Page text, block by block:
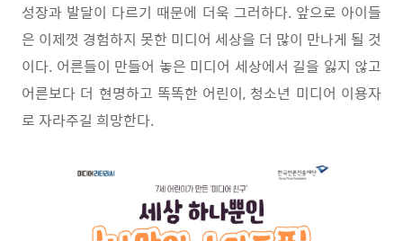
성장과 발달이 다르기 때문에 더욱 그러하다. 앞으로 아이들
은 이제껏 경험하지 못한 미디어 세상을 더 많이 만나게 될 것
이다. 어른들이 만들어 놓은 미디어 세상에서 길을 잃지 않고
어른보다 더 현명하고 똑똑한 어린이, 청소년 미디어 이용자
로 자라주길 희망한다.